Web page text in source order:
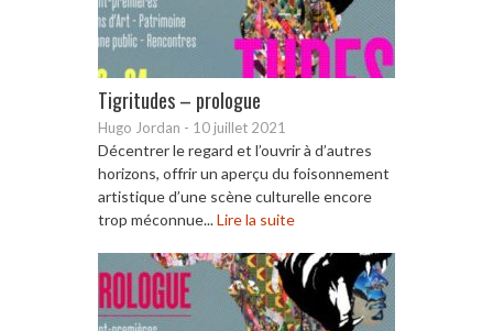
Tigritudes – prologue
Hugo Jordan - 10 juillet 2021
Décentrer le regard et l’ouvrir à d’autres
horizons, offrir un aperçu du foisonnement
artistique d’une scène culturelle encore
trop méconnue...Lire la suite